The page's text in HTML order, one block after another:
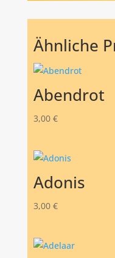
Ähnliche
Abendrot
3,00 €
Adonis
3,00 €